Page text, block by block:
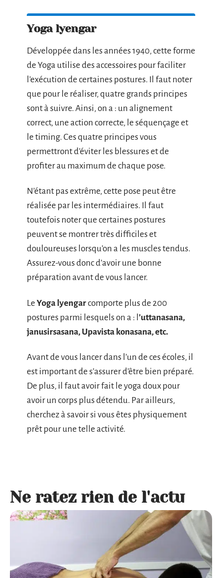
Yoga lyengar
Développée dans les années 1940, cette forme
de Yoga utilise des accessoires pour faciliter
l’exécution de certaines postures. Il faut noter
que pour le réaliser, quatre grands principes
sont à suivre. Ainsi, on a : un alignement
correct, une action correcte, le séquençage et
le timing. Ces quatre principes vous
permettront d’éviter les blessures et de
profiter au maximum de chaque pose.
N’étant pas extrême, cette pose peut être
réalisée par les intermédiaires. Il faut
toutefois noter que certaines postures
peuvent se montrer très difficiles et
douloureuses lorsqu’on a les muscles tendus.
Assurez-vous donc d’avoir une bonne
préparation avant de vous lancer.
Le Yoga lyengarcomporte plus de 200
postures parmi lesquels on a : l ’uttanasana,
janusirsasana, Upavista konasana, etc.
Avant de vous lancer dans l’un de ces écoles, il
est important de s’assurer d’être bien préparé.
De plus, il faut avoir fait le yoga doux pour
avoir un corps plus détendu. Par ailleurs,
cherchez à savoir si vous êtes physiquement
prêt pour une telle activité.
Ne ratez rien de l'actu